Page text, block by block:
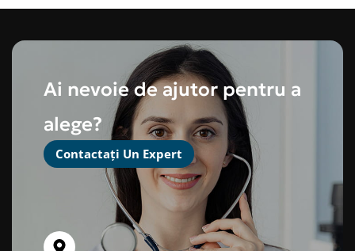
Ai nevoie de ajutor pentru a
alege?
Contactați Un Expert